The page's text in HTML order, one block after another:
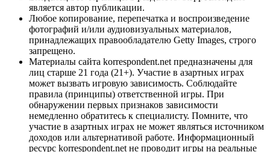
является автор публикации.
Любое копирование, перепечатка и воспроизведение
фотографий и/или аудиовизуальных материалов,
принадлежащих правообладателю Getty Images, строго
запрещено.
Материалы сайта korrespondent.net предназначены для
лиц старше 21 года (21+). Участие в азартных играх
может вызвать игровую зависимость. Соблюдайте
правила (принципы) ответственной игры. При
обнаружении первых признаков зависимости
немедленно обратитесь к специалисту. Помните, что
участие в азартных играх не может являться источником
доходов или альтернативой работе. Информационный
ресурс korrespondent.net не проводит игры на реальные